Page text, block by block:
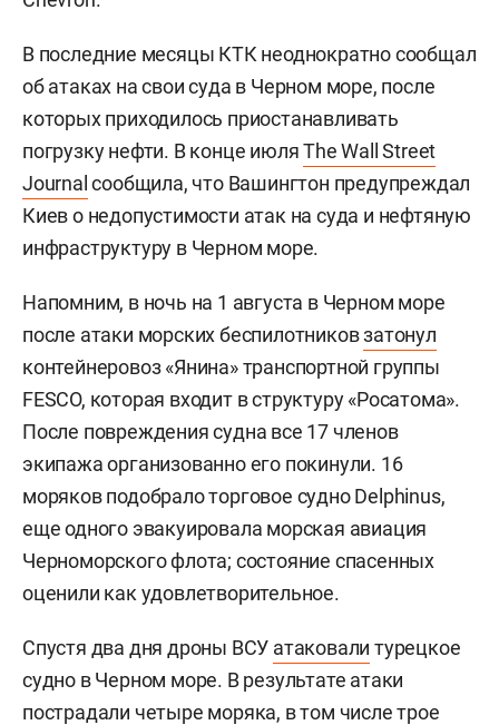
В последние месяцы КТК неоднократно сообщал
об атаках на свои суда в Черном море, после
которых приходилось приостанавливать
погрузку нефти. В конце июляThe Wall Street
Journalсообщила, что Вашингтон предупреждал
Киев о недопустимости атак на суда и нефтяную
инфраструктуру в Черном море.
Напомним, в ночь на 1 августа в Черном море
после атаки морских беспилотниковзатонул
контейнеровоз «Янина» транспортной группы
FESCO, которая входит в структуру «Росатома».
После повреждения судна все 17 членов
экипажа организованно его покинули. 16
моряков подобрало торговое судно Delphinus,
еще одного эвакуировала морская авиация
Черноморского флота; состояние спасенных
оценили как удовлетворительное.
Спустя два дня дроны ВСУ атаковали турецкое
судно в Черном море. В результате атаки
пострадали четыре моряка, в том числе трое